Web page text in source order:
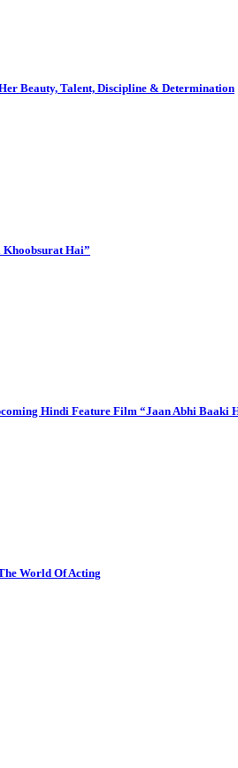
Beauty, Talent, Discipline & Determination
Hai”
Hindi Feature Film “Jaan Abhi Baaki
World Of Acting